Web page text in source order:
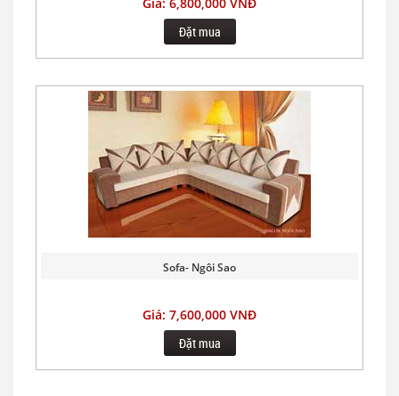
Đặt mua
Sofa- Ngôi Sao
Giá: 7,600,000 VNĐ
Đặt mua